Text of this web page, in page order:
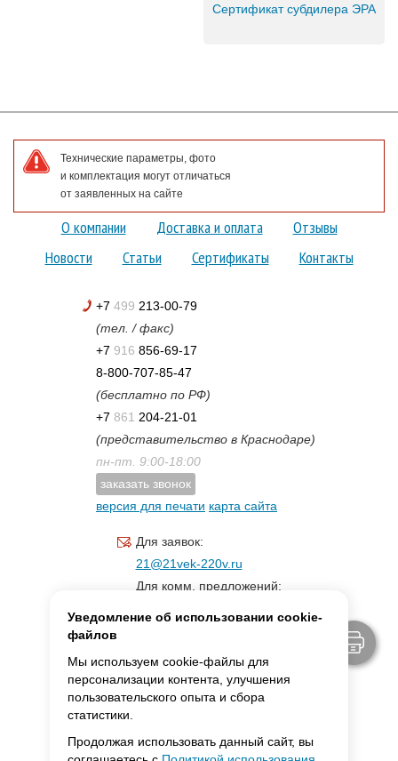
Сертификат субдилера ЭРА
Технические параметры, фото
и комплектация могут отличаться
от заявленных на сайте
О компании Доставка и оплата
Отзывы
Новости
Статьи Сертификаты Контакты
+7 499 213-00-79
(тел. / факс)
+7 916 856-69-17
8-800-707-85-47
(бесплатно по РФ)
+7 861 204-21-01
(представительство в Краснодаре)
пн-пт. 9:00-18:00
заказать звонок
версия для печати карта сайта
Для заявок:
21@21vek-220v.ru
Для комм. предложений:
Уведомление об использовании cookie-
файлов
Мы используем cookie-файлы для
персонализации контента, улучшения
пользовательского опыта и сбора
статистики.
Продолжая использовать данный сайт, вы